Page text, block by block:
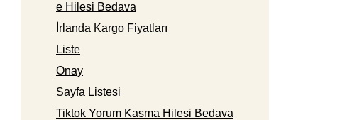
e Hilesi Bedava
İrlanda Kargo Fiyatları
Liste
Onay
Sayfa Listesi
Tiktok Yorum Kasma Hilesi Bedava